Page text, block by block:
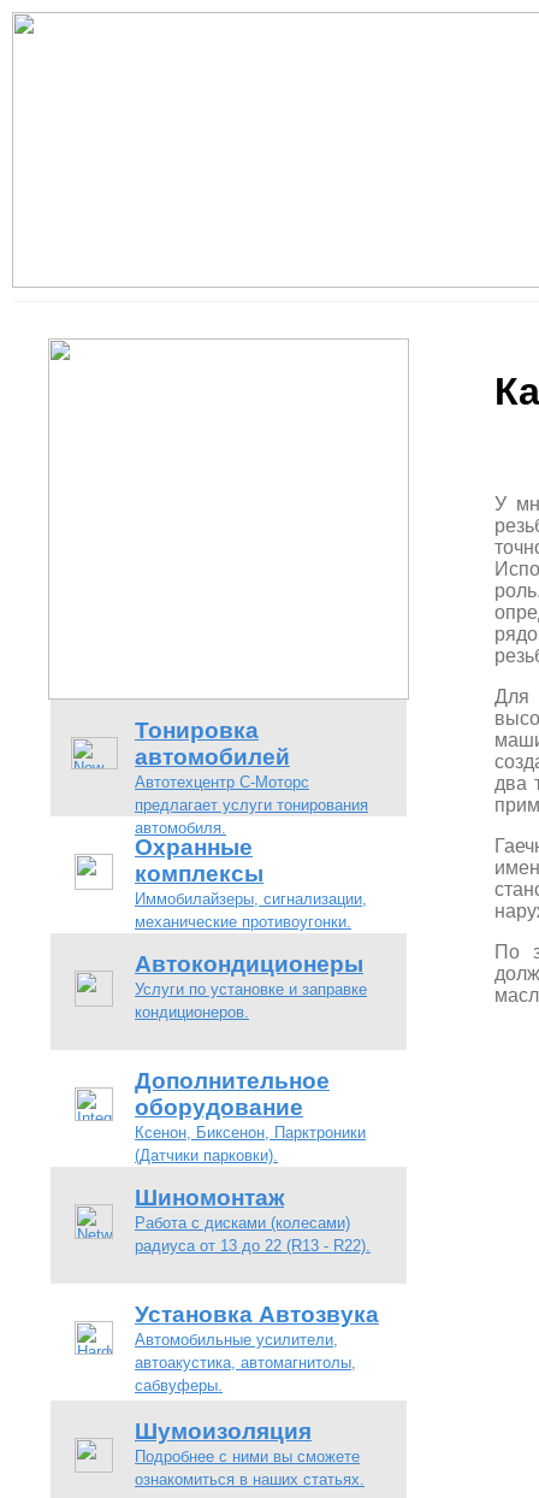
Тонировка
автомобилей
Автотехцентр С-Моторс
предлагает услуги тонирования
автомобиля.
Охранные
комплексы
Иммобилайзеры, сигнализации,
механические противоугонки.
Автокондиционеры
Услуги по установке и заправке
кондиционеров.
Дополнительное
оборудование
Ксенон, Биксенон, Парктроники
(Датчики парковки).
Шиномонтаж
Работа с дисками (колесами)
радиуса от 13 до 22 (R13 - R22).
Установка Автозвука
Автомобильные усилители,
автоакустика, автомагнитолы,
сабвуферы.
Шумоизоляция
Подробнее с ними вы сможете
ознакомиться в наших статьях.
У
Для
два
По